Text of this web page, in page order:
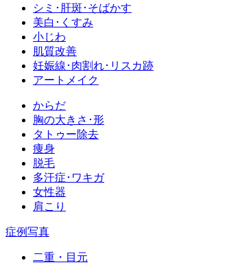
シミ･肝斑･そばかす
美白･くすみ
小じわ
肌質改善
妊娠線･肉割れ･リスカ跡
アートメイク
からだ
胸の大きさ･形
タトゥー除去
痩身
脱毛
多汗症･ワキガ
女性器
肩こり
症例写真
二重・目元